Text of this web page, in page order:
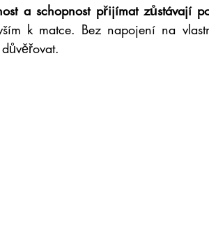
a schopnost přijímat zůstávají
k matce. Bez napojení na